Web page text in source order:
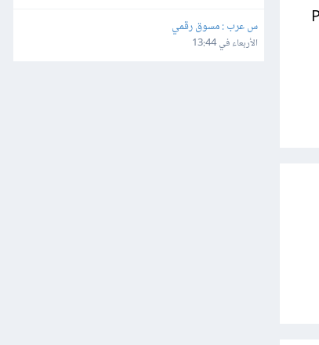
س عرب : مسوق رقمي
الأربعاء في 13:44